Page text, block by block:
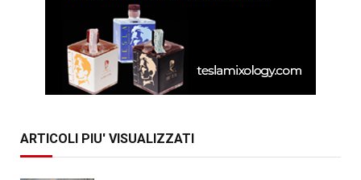
ARTICOLI PIU' VISUALIZZATI